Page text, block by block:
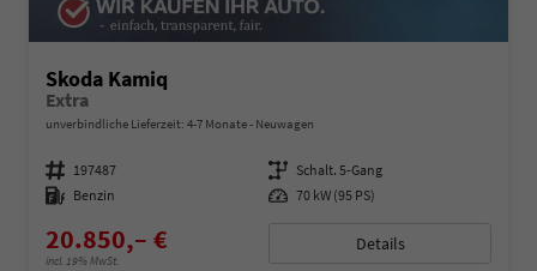
Skoda Kamiq
Extra
unverbindliche Lieferzeit: 4-7 Monate Neuwagen
Fahrzeugnummer 197487 Getriebe Schalt. 5-Gang
Kraftstoff Benzin Leistung 70 kW (95 PS)
20.850,– €
incl. 19% MwSt.
Details